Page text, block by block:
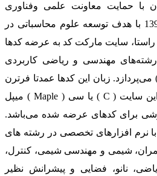
با حمایت معاونت علمی وفناوری
ریاست جمهوری در سال 1392 با هدف توسعه علوم محاسباتی در
راستا، سایت مارکت کد به عرضه کدها
رشته‌های مهندسی و ریاضی کاربردی
می‌پردازد. زبان این کدها عمدتا فرترن ( Fortran )، متلب ( Matlab )،
میپل ( Maple ) یا سی ( C ) است. ویژگی منحصر بفرد این سایت
برای کدهای عرضه شده می‌باشد.
با نرم افزارهای تخصصی در رشته های
شیمی و مهندسی شیمی، کنترل،
نانو، فضایی و پیشرانش نظیر